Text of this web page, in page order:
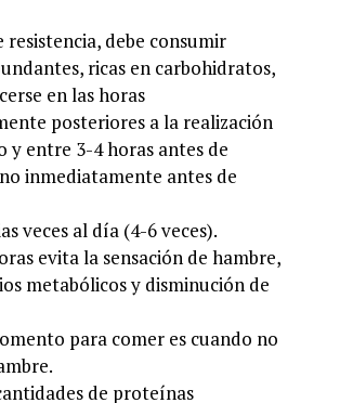
resistencia, debe consumir
ricas en carbohidratos,
en las horas
posteriores a la realización
y entre 3-4 horas antes de
inmediatamente antes de
veces al día (4-6 veces).
evita la sensación de hambre,
metabólicos y disminución de
para comer es cuando no
de proteínas